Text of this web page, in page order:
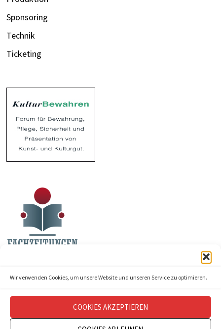
Wir verwenden Cookies, um unsere Website und unseren Service zu optimieren.
COOKIES AKZEPTIEREN
Sponsoring
Technik
Ticketing